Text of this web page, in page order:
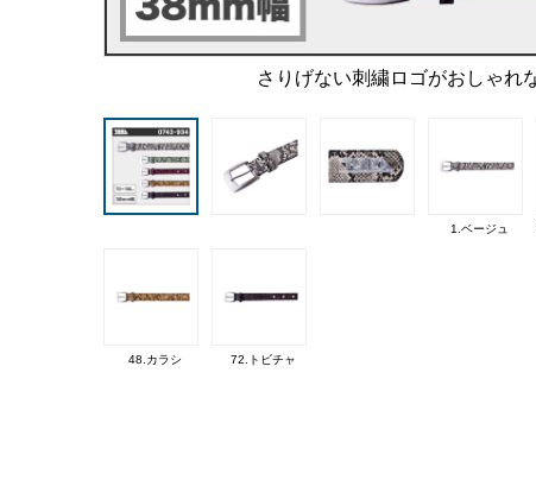
さりげない刺繍ロゴがおしゃれ
1.ベージュ
48.カラシ 72.トビチャ